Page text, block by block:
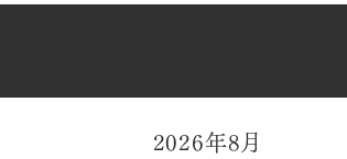
2026年8月